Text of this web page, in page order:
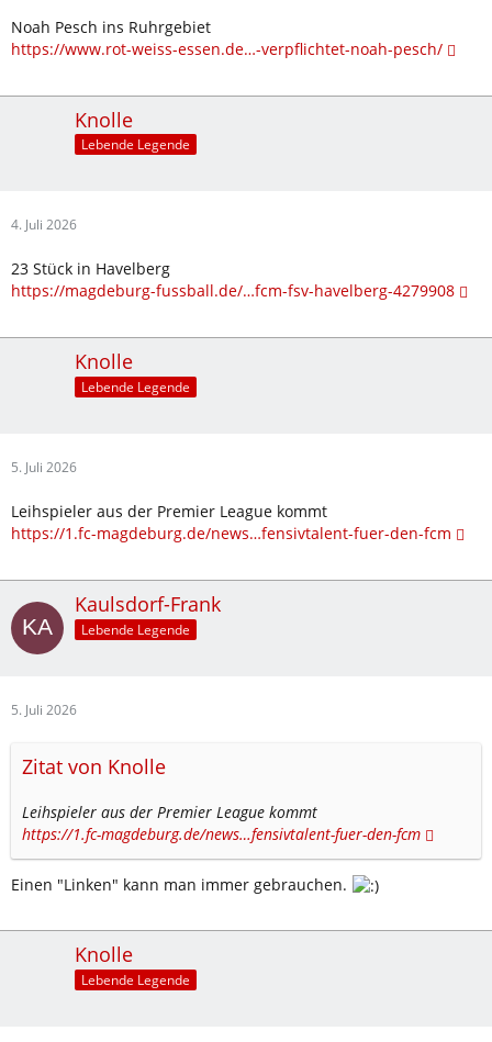
Noah Pesch ins Ruhrgebiet
https://www.rot-weiss-essen.de…-verpflichtet-noah-pesch/
Knolle
Lebende Legende
4. Juli 2026
23 Stück in Havelberg
https://magdeburg-fussball.de/…fcm-fsv-havelberg-4279908
Knolle
Lebende Legende
5. Juli 2026
Leihspieler aus der Premier League kommt
https://1.fc-magdeburg.de/news…fensivtalent-fuer-den-fcm
Kaulsdorf-Frank
Lebende Legende
5. Juli 2026
Zitat von Knolle
Leihspieler aus der Premier League kommt
https://1.fc-magdeburg.de/news…fensivtalent-fuer-den-fcm
Einen "Linken" kann man immer gebrauchen.
Knolle
Lebende Legende